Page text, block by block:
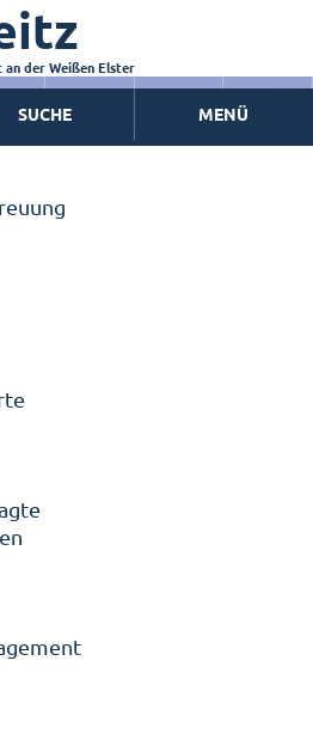
Christian Thieme
der Weißen Elster
SUCHE MENÜ